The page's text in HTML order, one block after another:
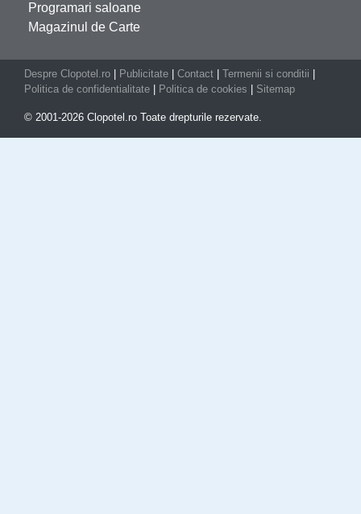
Programari saloane
Magazinul de Carte
Despre Clopotel.ro Publicitate Contact Termenii si conditii
Politica de confidentialitate
Politica de cookies Sitemap
© 2001-2026 Clopotel.ro Toate drepturile rezervate.